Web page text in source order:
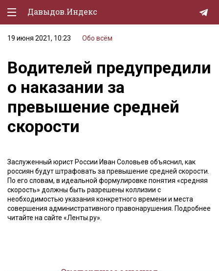
Давыдов.Индекс
Политическая жизнь
Экономика
Природа
Образование
Спорт
Lifestyle
Мурзилка
19 июня 2021, 10:23 Обо всём
Водителей предупредили
о наказании за
превышение средней
скорости
Заслуженный юрист России Иван Соловьев объяснил, как
россиян будут штрафовать за превышение средней скорости.
По его словам, в идеальной формулировке понятия «средняя
скорость» должны быть разрешены коллизии с
необходимостью указания конкретного времени и места
совершения административного правонарушения. Подробнее
читайте на сайте «Ленты.ру».